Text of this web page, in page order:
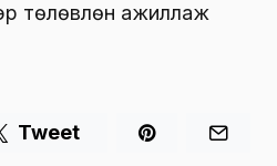
төлөвлөн ажиллаж
Tweet